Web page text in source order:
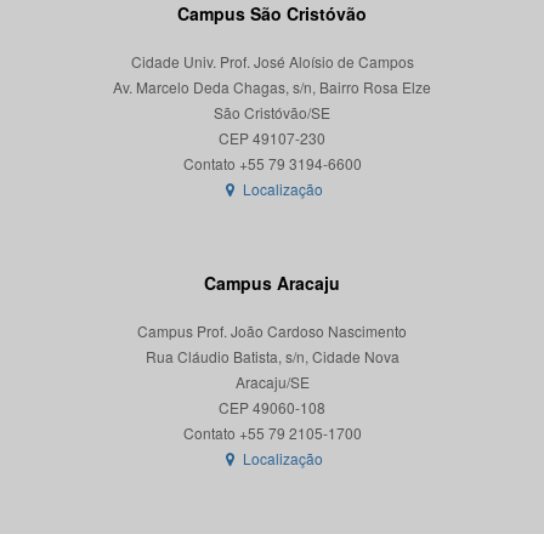
Campus São Cristóvão
Cidade Univ. Prof. José Aloísio de Campos
Av. Marcelo Deda Chagas, s/n, Bairro Rosa Elze
São Cristóvão/SE
CEP 49107-230
Localização
Campus Aracaju
Campus Prof. João Cardoso Nascimento
Rua Cláudio Batista, s/n, Cidade Nova
Aracaju/SE
CEP 49060-108
Localização